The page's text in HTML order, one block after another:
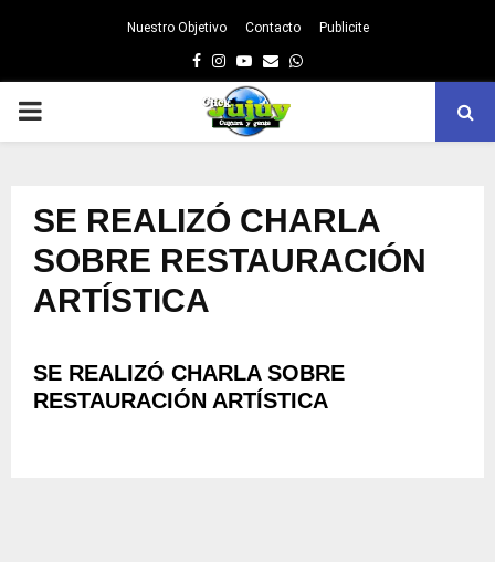
Nuestro Objetivo Contacto Publicite
Facebook
Instagram
Youtube
EmailWhatsapp
PRIMARY
SE REALIZÓ CHARLA
SOBRE RESTAURACIÓN
ARTÍSTICA
SE REALIZÓ CHARLA SOBRE
RESTAURACIÓN ARTÍSTICA